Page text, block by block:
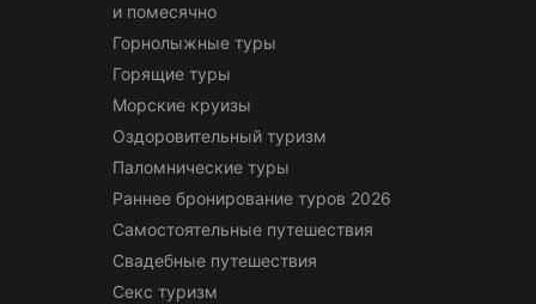
и помесячно
Горнолыжные туры
Горящие туры
Морские круизы
Оздоровительный туризм
Паломнические туры
Раннее бронирование туров 2026
Самостоятельные путешествия
Свадебные путешествия
Секс туризм